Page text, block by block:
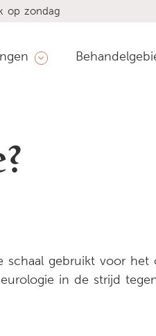
op zondag
gebruikt voor het
in de strijd